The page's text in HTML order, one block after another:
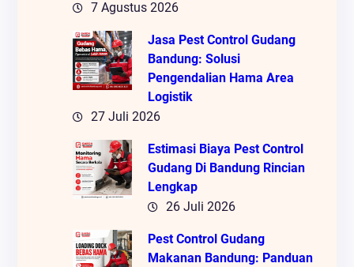
7 Agustus 2026
Jasa Pest Control Gudang
Bandung: Solusi
Pengendalian Hama Area
Logistik
27 Juli 2026
Estimasi Biaya Pest Control
Gudang Di Bandung Rincian
Lengkap
26 Juli 2026
Pest Control Gudang
Makanan Bandung: Panduan